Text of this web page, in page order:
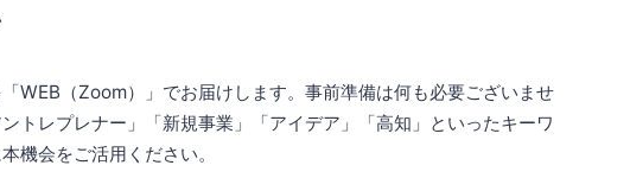
WEB（Zoom）」でお届けします。事前準備は何も必要ございませ
トレプレナー」「新規事業」「アイデア」「高知」といったキーワ
機会をご活用ください。